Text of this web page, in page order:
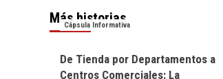
Más historias
Cápsula Informativa
De Tienda por Departamentos a
Centros Comerciales: La